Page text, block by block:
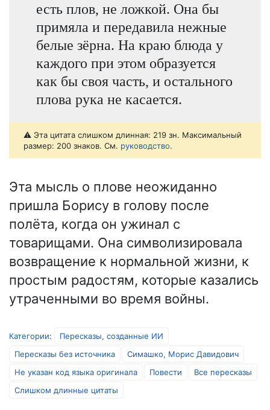
есть плов, не ложкой. Она бы
примяла и передавила нежные
белые зёрна. На краю блюда у
каждого при этом образуется
как бы своя часть, и остального
плова рука не касается.
⚠️ Эта цитата слишком длинная: 219 зн. Максимальный
размер: 200 знаков. См. руководство.
Эта мысль о плове неожиданно
пришла Борису в голову после
полёта, когда он ужинал с
товарищами. Она символизировала
возвращение к нормальной жизни, к
простым радостям, которые казались
утраченными во время войны.
Категории:
Пересказы, созданные ИИ
Пересказы без источника
Симашко, Морис Давидович
Не указан код языка оригинала
Повести
Все пересказы
Слишком длинные цитаты